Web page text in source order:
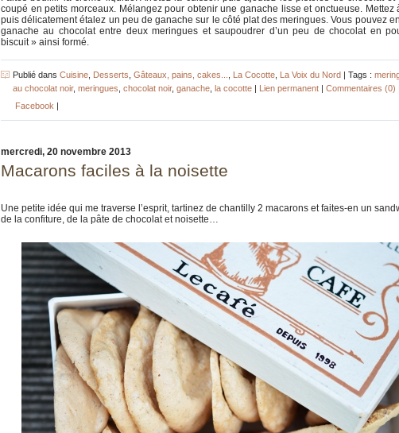
coupé en petits morceaux. Mélangez pour obtenir une ganache lisse et onctueuse. Mettez
puis délicatement étalez un peu de ganache sur le côté plat des meringues. Vous pouvez
ganache au chocolat entre deux meringues et saupoudrer d’un peu de chocolat en
biscuit » ainsi formé.
Publié dans Cuisine Desserts Gâteaux, pains, cakes... La Cocotte La Voix du Nord | Tags :
au chocolat noir, meringues chocolat noir, ganache la cocotte | Lien permanent | Commentaires (0)
Facebook |
mercredi, 20 novembre 2013
Macarons faciles à la noisette
Une petite idée qui me traverse l’esprit, tartinez de chantilly 2 macarons et faites-en un
de la confiture, de la pâte de chocolat et noisette…